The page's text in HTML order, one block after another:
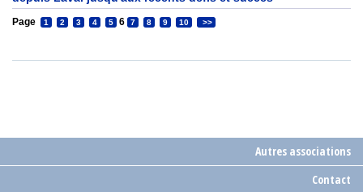
Page 1 2 3 4 5 6 7 8 9 10 >>
Autres associations
Contact